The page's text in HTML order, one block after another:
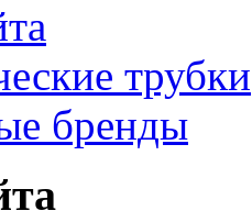
трубки
бренды